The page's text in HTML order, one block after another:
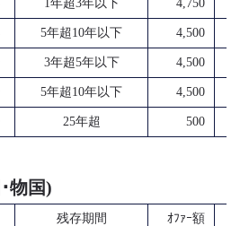
1年超3年以下 4,750
5年超10年以下 4,500
3年超5年以下 4,500
5年超10年以下 4,500
25年超 500
物国)
残存期間 ｵﾌｧｰ額